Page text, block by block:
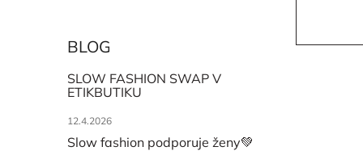
BLOG
SLOW FASHION SWAP V
ETIKBUTIKU
12.4.2026
Slow fashion podporuje ženy💚